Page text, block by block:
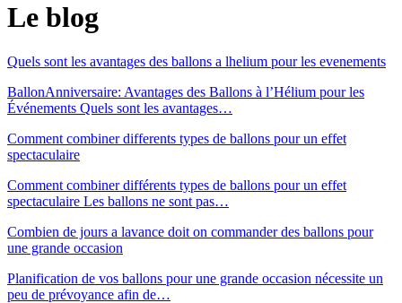
Le blog
Quels sont les avantages des ballons a lhelium pour les evenements
BallonAnniversaire: Avantages des Ballons à l’Hélium pour les
Événements Quels sont les avantages…
Comment combiner differents types de ballons pour un effet
spectaculaire
Comment combiner différents types de ballons pour un effet
spectaculaire Les ballons ne sont pas…
Combien de jours a lavance doit on commander des ballons pour
une grande occasion
Planification de vos ballons pour une grande occasion nécessite un
peu de prévoyance afin de…